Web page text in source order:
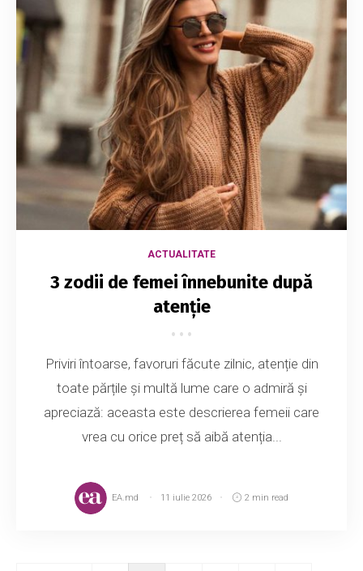
ACTUALITATE
3 zodii de femei înnebunite după
atenție
Priviri întoarse, favoruri făcute zilnic, atenție din
toate părțile și multă lume care o admiră și
apreciază: aceasta este descrierea femeii care
vrea cu orice preț să aibă atenția...
EA.md 11 iulie 2026 2 min read